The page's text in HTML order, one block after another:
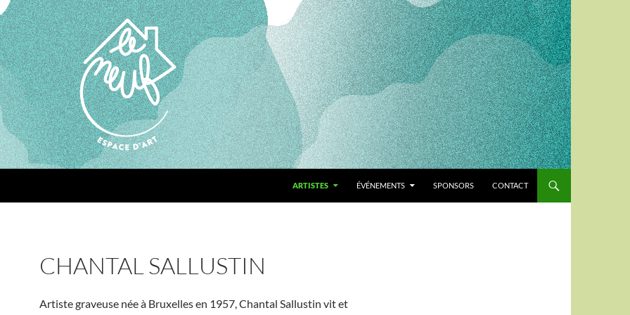
ARTISTES ÉVÉNEMENTS SPONSORS CONTACT
CHANTAL SALLUSTIN
Artiste graveuse née à Bruxelles en 1957, Chantal Sallustin vit et